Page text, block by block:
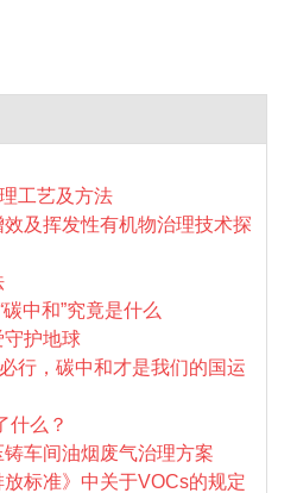
工艺及方法
及挥发性有机物治理技术探
中和”究竟是什么
守护地球
行，碳中和才是我们的国运
什么？
车间油烟废气治理方案
放标准》中关于VOCs的规定